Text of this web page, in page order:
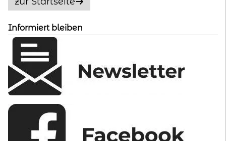
werden
Informiert bleiben